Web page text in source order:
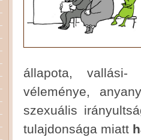
állapota, vallási-
véleménye,
szexuális
tulajdonsága miatt